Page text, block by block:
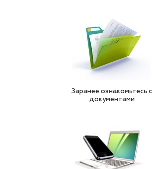
Заранее ознакомьтесь с
документами